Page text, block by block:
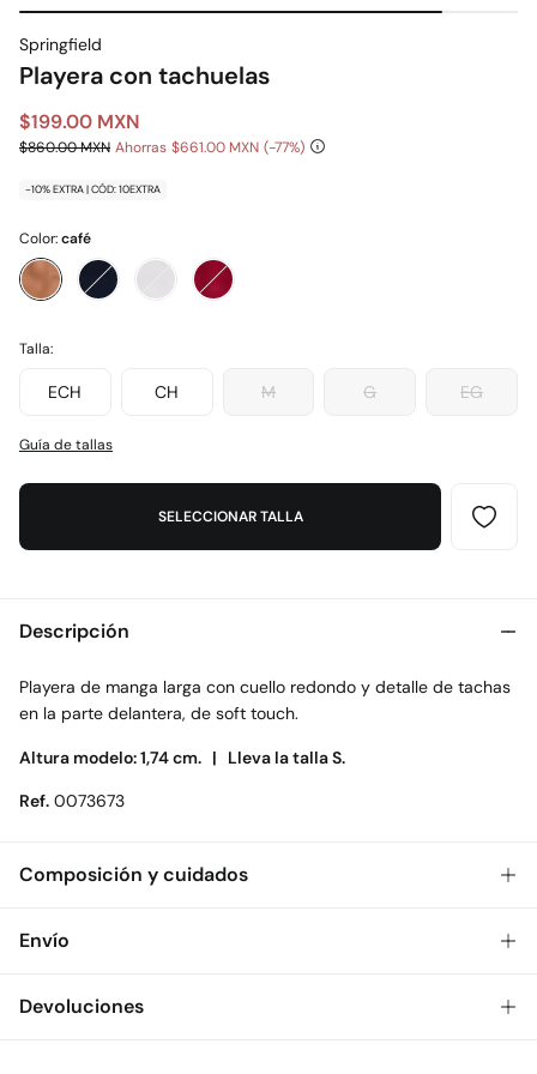
Springfield
Playera con tachuelas
$199.00 MXN
$860.00 MXN Ahorras $661.00 MXN 77
-10% EXTRA | CÓD: 10EXTRA
Color:café
Talla:
ECH CH M G EG
Guía de tallas
SELECCIONAR TALLA
Descripción
Playera de manga larga con cuello redondo y detalle de tachas
en la parte delantera, de soft touch.
Altura modelo: 1,74 cm. | Lleva la talla S.
Ref. 0073673
Composición y cuidados
Composición
Cuidados
Envío
Envío a tienda: 2-5 días.
Devoluciones